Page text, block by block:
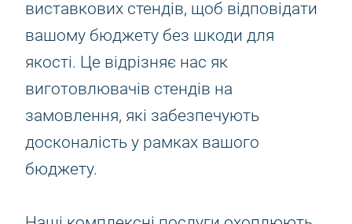
виставкових стендів, щоб відповідати
вашому бюджету без шкоди для
якості. Це відрізняє нас як
виготовлювачів стендів на
замовлення, які забезпечують
досконалість у рамках вашого
бюджету.